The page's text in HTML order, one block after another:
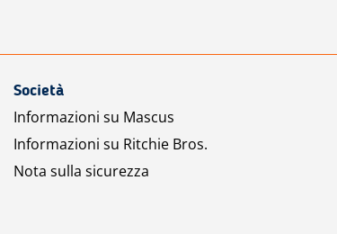
Società
Informazioni su Mascus
Informazioni su Ritchie Bros.
Nota sulla sicurezza